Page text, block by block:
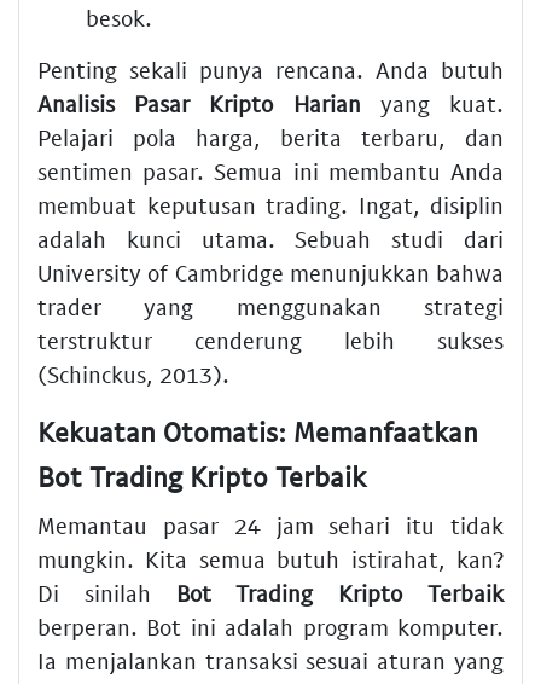
besok.
Penting sekali punya rencana. Anda butuh
Analisis Pasar Kripto Harian yang kuat.
Pelajari pola harga, berita terbaru, dan
sentimen pasar. Semua ini membantu Anda
membuat keputusan trading. Ingat, disiplin
adalah kunci utama. Sebuah studi dari
University of Cambridge menunjukkan bahwa
trader yang menggunakan strategi
terstruktur cenderung lebih sukses
(Schinckus, 2013).
Kekuatan Otomatis: Memanfaatkan
Bot Trading Kripto Terbaik
Memantau pasar 24 jam sehari itu tidak
mungkin. Kita semua butuh istirahat, kan?
Di sinilah
Bot Trading Kripto Terbaik
berperan. Bot ini adalah program komputer.
Ia menjalankan transaksi sesuai aturan yang